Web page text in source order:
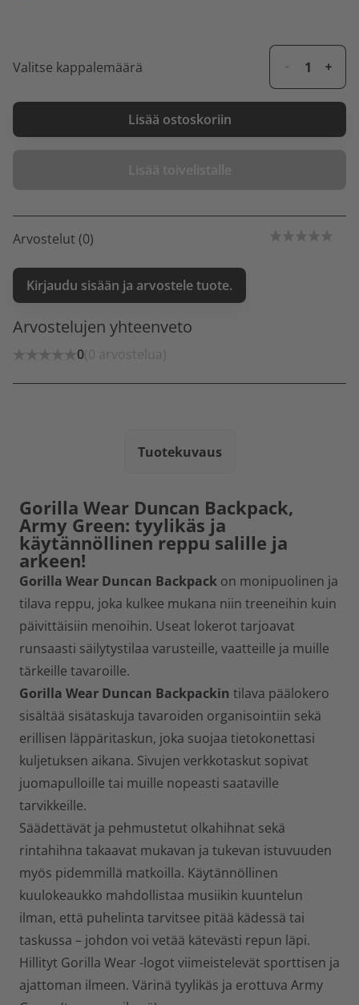
Valitse kappalemäärä
Lisää ostoskoriin
Lisää toivelistalle
Arvostelut (0)
Kirjaudu sisään ja arvostele tuote.
Arvostelujen yhteenveto
0(0 arvostelua)
Tuotekuvaus
Gorilla Wear Duncan Backpack,
Army Green: tyylikäs ja
käytännöllinen reppu salille ja
arkeen!
Gorilla Wear Duncan Backpack on monipuolinen ja
tilava reppu, joka kulkee mukana niin treeneihin kuin
päivittäisiin menoihin. Useat lokerot tarjoavat
runsaasti säilytystilaa varusteille, vaatteille ja muille
tärkeille tavaroille.
Gorilla Wear Duncan Backpackin tilava päälokero
sisältää sisätaskuja tavaroiden organisointiin sekä
erillisen läppäritaskun, joka suojaa tietokonettasi
kuljetuksen aikana. Sivujen verkkotaskut sopivat
juomapulloille tai muille nopeasti saataville
tarvikkeille.
Säädettävät ja pehmustetut olkahihnat sekä
rintahihna takaavat mukavan ja tukevan istuvuuden
myös pidemmillä matkoilla. Käytännöllinen
kuulokeaukko mahdollistaa musiikin kuuntelun
ilman, että puhelinta tarvitsee pitää kädessä tai
taskussa – johdon voi vetää kätevästi repun läpi.
Hillityt Gorilla Wear -logot viimeistelevät sporttisen ja
ajattoman ilmeen. Värinä tyylikäs ja erottuva Army